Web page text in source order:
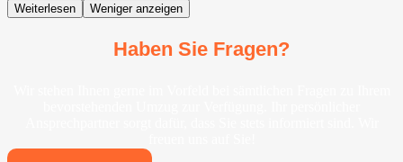
Weiterlesen Weniger anzeigen
Haben Sie Fragen?